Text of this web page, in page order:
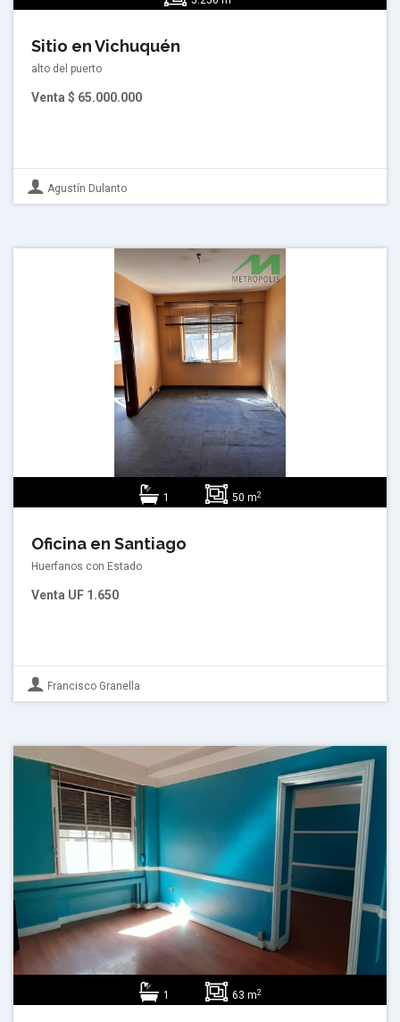
Sitio en Vichuquén
alto del puerto
Venta $ 65.000.000
Agustín Dulanto
1 50 m2
Oficina en Santiago
Huerfanos con Estado
Venta UF 1.650
Francisco Granella
1 63 m2